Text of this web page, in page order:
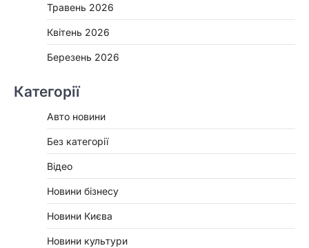
Травень 2026
Квітень 2026
Березень 2026
Категорії
Авто новини
Без категорії
Відео
Новини бізнесу
Новини Києва
Новини культури